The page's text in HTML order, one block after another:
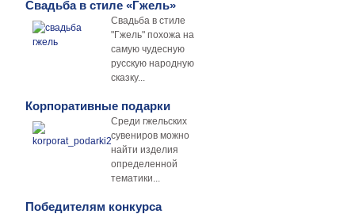
Свадьба в стиле «Гжель»
Свадьба в стиле
"Гжель" похожа на
самую чудесную
русскую народную
сказку...
Корпоративные подарки
Среди гжельских
сувениров можно
найти изделия
определенной
тематики...
Победителям конкурса